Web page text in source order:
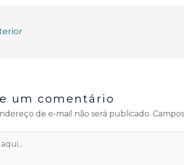
um comentário
de e-mail não será publicado.